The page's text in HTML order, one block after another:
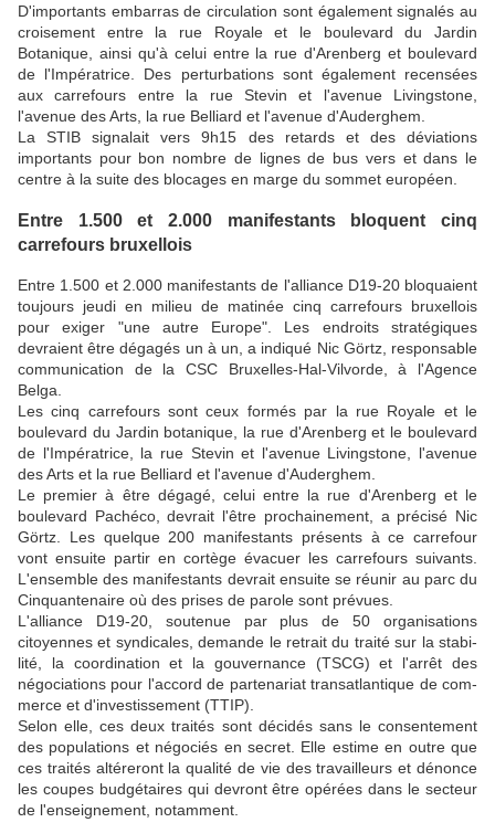
D'importants embarras de circulation sont également signalés au
croisement entre la rue Royale et le boulevard du Jardin
Botanique, ainsi qu'à celui entre la rue d'Arenberg et boulevard
de l'Impératrice. Des perturbations sont également recensées
aux carrefours entre la rue Stevin et l'avenue Livingstone,
l'avenue des Arts, la rue Belliard et l'avenue d'Auderghem.
La STIB signalait vers 9h15 des retards et des déviations
importants pour bon nombre de lignes de bus vers et dans le
centre à la suite des blocages en marge du sommet européen.
Entre 1.500 et 2.000 manifestants bloquent cinq
carrefours bruxellois
Entre 1.500 et 2.000 manifestants de l'alliance D19-20 bloquaient
toujours jeudi en milieu de matinée cinq carrefours bruxellois
pour exiger "une autre Europe". Les endroits stratégiques
devraient être dégagés un à un, a indiqué Nic Görtz, responsable
communication de la CSC Bruxelles-Hal-Vilvorde, à l'Agence
Belga.
Les cinq carrefours sont ceux formés par la rue Royale et le
boulevard du Jardin botanique, la rue d'Arenberg et le boulevard
de l'Impératrice, la rue Stevin et l'avenue Livingstone, l'avenue
des Arts et la rue Belliard et l'avenue d'Auderghem.
Le premier à être dégagé, celui entre la rue d'Arenberg et le
boulevard Pachéco, devrait l'être prochainement, a précisé Nic
Görtz. Les quelque 200 manifestants présents à ce carrefour
vont ensuite partir en cortège évacuer les carrefours suivants.
L'ensemble des manifestants devrait ensuite se réunir au parc du
Cinquantenaire où des prises de parole sont prévues.
L'alliance D19-20, soutenue par plus de 50 organisations
citoyennes et syndicales, demande le retrait du traité sur la sta­bi­
lité, la co­or­di­na­tion et la gou­ver­nance (TSCG) et l'arrêt des
négociations pour l'ac­cord de par­te­na­riat trans­at­lan­tique de com­
merce et d'in­ves­tis­se­ment (TTIP).
Selon elle, ces deux traités sont décidés sans le consentement
des populations et négociés en secret. Elle estime en outre que
ces traités altéreront la qualité de vie des travailleurs et dénonce
les coupes budgétaires qui devront être opérées dans le secteur
de l'enseignement, notamment.